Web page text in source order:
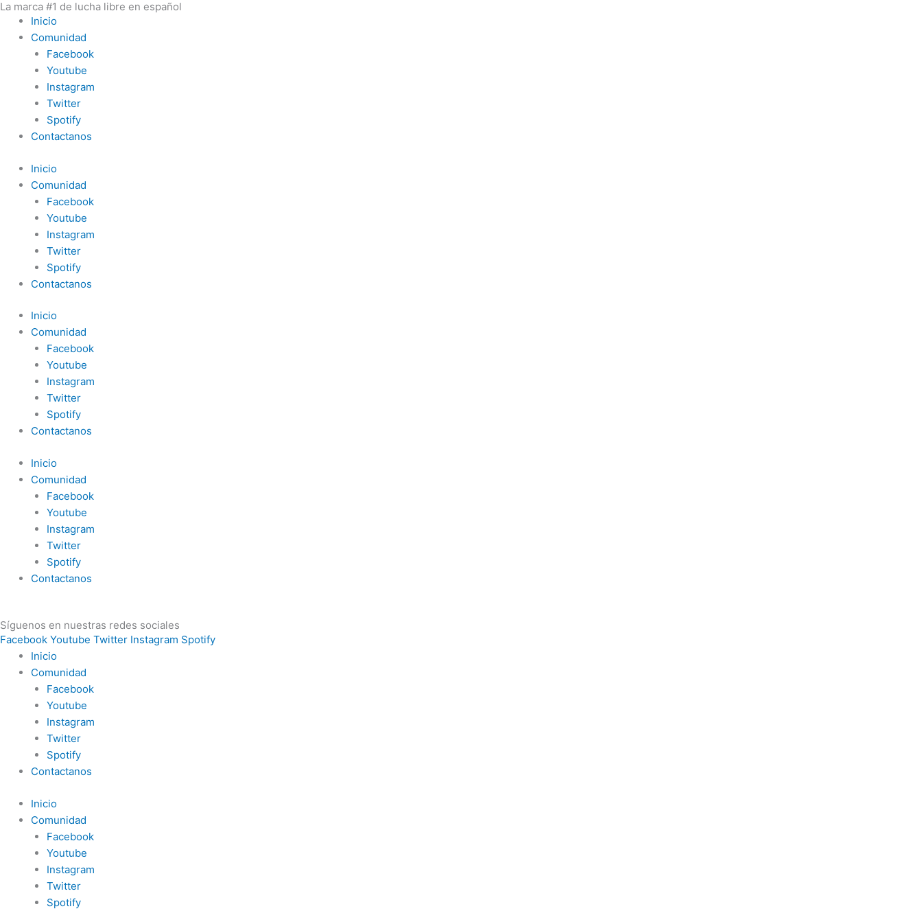
Ir
contenido
La marca #1 de lucha libre en español
Inicio
Comunidad
Facebook
Youtube
Instagram
Twitter
Spotify
Contactanos
Inicio
Comunidad
Facebook
Youtube
Instagram
Twitter
Spotify
Contactanos
Inicio
Comunidad
Facebook
Youtube
Instagram
Twitter
Spotify
Contactanos
Inicio
Comunidad
Facebook
Youtube
Instagram
Twitter
Spotify
Contactanos
Síguenos en nuestras redes sociales
Facebook Youtube Twitter Instagram Spotify
Inicio
Comunidad
Facebook
Youtube
Instagram
Twitter
Spotify
Contactanos
Inicio
Comunidad
Facebook
Youtube
Instagram
Twitter
Spotify